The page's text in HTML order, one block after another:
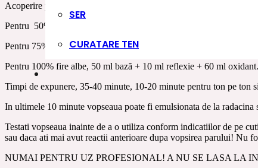
SER
CURATARE TEN
Acoperire pentru fire albe.
Pentru 50% fire albe, 30 ml bază + 30 ml reflexie + 60 ml oxidant.
Pentru 75% fire albe, 40 ml bază + 20 ml reflexie + 60 ml oxidant.
Pentru 100% fire albe, 50 ml bază + 10 ml reflexie + 60 ml oxidant.
Timpi de expunere, 35-40 minute, 10-20 minute pentru ton pe ton
In ultimele 10 minute vopseaua poate fi emulsionata de la
Testati vopseaua inainte de a o utiliza conform indicatiilor de pe
sau daca ati mai avut reactii anterioare dupa vopsirea parului! Nu
NUMAI PENTRU UZ PROFESIONAL! A NU SE LASA LA